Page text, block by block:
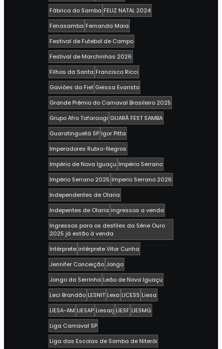
Fábrica do Samba FELIZ NATAL 2024
Fenasamba Fernanda Maia
Festival de Futebol de Campo
Festival de Marchinhas 2026
Filhos da Santa Francisco Ricci
Gaviões da Fiel Geissa Evaristo
Grande Prêmio do Carnaval Brasileiro 2025
Grupo Afro Tafaraogi GUARÁ FEST SAMBA
Guaratinguetá SP Igor Pitta
Imperadores Rubro-Negros
Império de Nova Iguaçu Império Serrano
Império Serrano 2025 Imperio Serrano 2026
Independentes de Olaria
Indepentes de Olaria ingressos a venda
Ingressos para os desfiles da Série Ouro
2025 já estão à venda
Intérprete intérprete Vitor Cunha
Jennifer Conceição Jongo
Jongo da Serrinha Leão de Nova Iguaçu
Leci Brandão LESNIT Lexa LICESS Liesa
LIESA-AM LIESAP Liesarj LIESF LIESMG
Liga Carnaval SP
Liga das Escolas de Samba de Niterói